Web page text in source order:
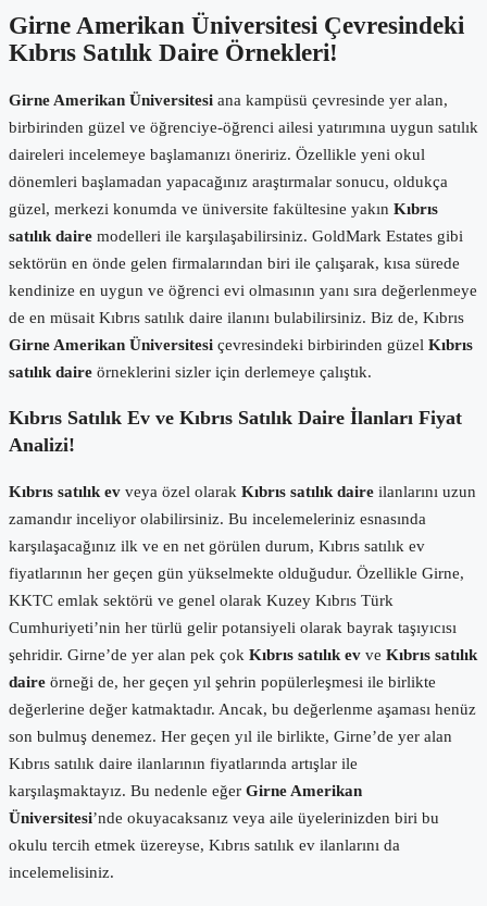
Girne Amerikan Üniversitesi Çevresindeki
Kıbrıs Satılık Daire Örnekleri!
Girne Amerikan Üniversitesi ana kampüsü çevresinde yer alan,
birbirinden güzel ve öğrenciye-öğrenci ailesi yatırımına uygun satılık
daireleri incelemeye başlamanızı öneririz. Özellikle yeni okul
dönemleri başlamadan yapacağınız araştırmalar sonucu, oldukça
güzel, merkezi konumda ve üniversite fakültesine yakın Kıbrıs
satılık daire modelleri ile karşılaşabilirsiniz. GoldMark Estates gibi
sektörün en önde gelen firmalarından biri ile çalışarak, kısa sürede
kendinize en uygun ve öğrenci evi olmasının yanı sıra değerlenmeye
de en müsait Kıbrıs satılık daire ilanını bulabilirsiniz. Biz de, Kıbrıs
Girne Amerikan Üniversitesi çevresindeki birbirinden güzel Kıbrıs
satılık daire örneklerini sizler için derlemeye çalıştık.
Kıbrıs Satılık Ev ve Kıbrıs Satılık Daire İlanları Fiyat
Analizi!
Kıbrıs satılık ev veya özel olarak Kıbrıs satılık daire ilanlarını uzun
zamandır inceliyor olabilirsiniz. Bu incelemeleriniz esnasında
karşılaşacağınız ilk ve en net görülen durum, Kıbrıs satılık ev
fiyatlarının her geçen gün yükselmekte olduğudur. Özellikle Girne,
KKTC emlak sektörü ve genel olarak Kuzey Kıbrıs Türk
Cumhuriyeti’nin her türlü gelir potansiyeli olarak bayrak taşıyıcısı
şehridir. Girne’de yer alan pek çok Kıbrıs satılık ev ve Kıbrıs satılık
daire örneği de, her geçen yıl şehrin popülerleşmesi ile birlikte
değerlerine değer katmaktadır. Ancak, bu değerlenme aşaması henüz
son bulmuş denemez. Her geçen yıl ile birlikte, Girne’de yer alan
Kıbrıs satılık daire ilanlarının fiyatlarında artışlar ile
karşılaşmaktayız. Bu nedenle eğer Girne Amerikan
Üniversitesi’nde okuyacaksanız veya aile üyelerinizden biri bu
okulu tercih etmek üzereyse, Kıbrıs satılık ev ilanlarını da
incelemelisiniz.